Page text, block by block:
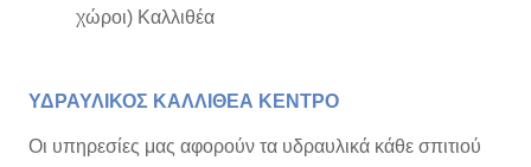
χώροι) Καλλιθέα
ΥΔΡΑΥΛΙΚΟΣ ΚΑΛΛΙΘΕΑ ΚΕΝΤΡΟ
Οι υπηρεσίες μας αφορούν τα υδραυλικά κάθε σπιτιού